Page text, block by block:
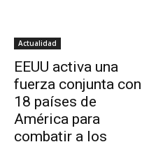
Actualidad
EEUU activa una
fuerza conjunta con
18 países de
América para
combatir a los